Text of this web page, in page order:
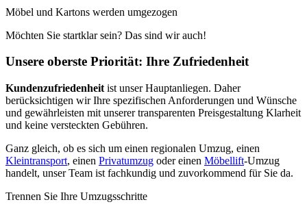
Möbel und Kartons werden umgezogen
Möchten Sie startklar sein? Das sind wir auch!
Unsere oberste Priorität: Ihre Zufriedenheit
Kundenzufriedenheit ist unser Hauptanliegen. Daher
berücksichtigen wir Ihre spezifischen Anforderungen und Wünsche
und gewährleisten mit unserer transparenten Preisgestaltung Klarheit
und keine versteckten Gebühren.
Ganz gleich, ob es sich um einen regionalen Umzug, einen
Kleintransport, einen Privatumzug oder einen Möbellift-Umzug
handelt, unser Team ist fachkundig und zuvorkommend für Sie da.
Trennen Sie Ihre Umzugsschritte